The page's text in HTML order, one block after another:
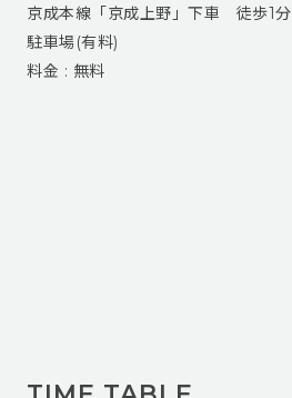
京成本線「京成上野」下車 徒歩1分
駐車場(有料)
料金 : 無料